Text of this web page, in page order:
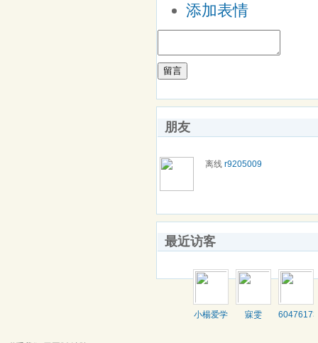
添加表情
留言
朋友
离线 r9205009
最近访客
小楊爱学
寐雯